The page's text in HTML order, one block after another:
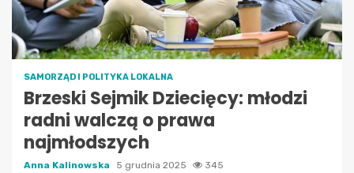
SAMORZĄD I POLITYKA LOKALNA
Brzeski Sejmik Dziecięcy: młodzi
radni walczą o prawa
najmłodszych
Anna Kalinowska 5 grudnia 2025 345